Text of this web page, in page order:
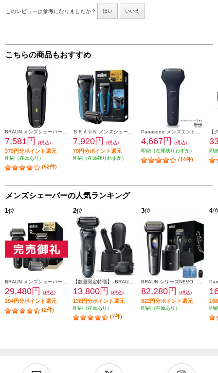
このレビューは参考になりましたか？ はい いいえ
こちらの商品もおすすめ
7,581円 (税込)
379円分ポイント還元
即納（在庫あり）
(52件)
7,920円 (税込)
79円分ポイント還元
即納（在庫残りわずか）
4,667円
(税込)
即納（在庫残りわずか）
(14件)
即
メンズシェーバーの人気ランキング
1位
29,480円 (税込)
294円分ポイント還元
(2件)
2位
13,800円 (税込)
138円分ポイント還元
即納（在庫あり）
(7件)
3位
82,280円 (税込)
822円分ポイント還元
即納（在庫あり）
4
即